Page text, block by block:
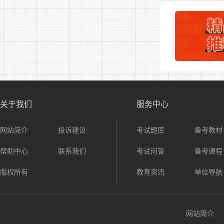
主要测
力等。
4、判
主要
主要测
处理的能力
6、常
(二)《
关于我们
网站简介 投诉建议
帮助中心 联系我们
版权所有
服务中心
考试题库 备考教材
考试问答 备考课程
教育资讯 单位导航
网站简介